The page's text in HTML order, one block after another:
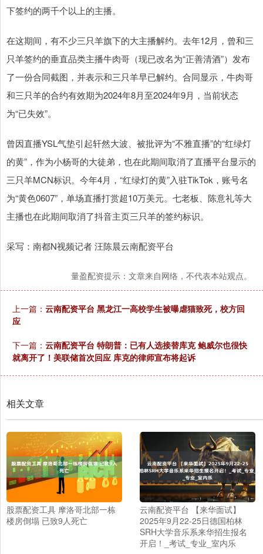
下签约的两千个以上的主播。
在这期间，有不少三只羊旗下的大主播解约。去年12月，曾和三
只羊签约的垂直品类主播牛肉哥（现已改名为“正善清酒”）发布
了一份合同截图，并表示和三只羊早已解约。合同显示，牛肉哥
和三只羊的合约有效期为2024年8月至2024年9月，当前状态
为“已失效”。
曾因直播YSL气垫引起轩然大波、被批评为“不雅直播”的“红绿灯
的黄”，作为小杨哥的大徒弟，也在此期间取消了直播平台显示的
三只羊MCN标识。今年4月，“红绿灯的黄”入驻TikTok，账号名
为“黄色0607”，单场直播打赏超10万美元。七老板、陈意礼等大
主播也在此期间取消了抖音主页三只羊的签约标识。
采写：南都N视频记者 汪陈晨云南配资平台
量盈配资提示：文章来自网络，不代表本站观点。
上一篇： 云南配资平台 黑龙江一高校学生被曝虐猫致死，校方回
应
下一篇： 云南配资平台 特朗普：已有人选接替库克 鲍威尔也很快
就离开了！美联储首次回应 库克的律师宣布将起诉
相关文章
股票配资工具 摩洛哥北部一栋
楼房倒塌 已致9人死亡
云南配资平台 【来华面试】
2025年9月22-25日德国柏林
SRH大学音乐系来华招生报名
开启！_考试_专业_室内乐